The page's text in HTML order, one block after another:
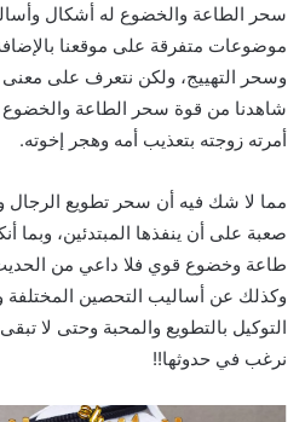
سحر الطاعة والخضوع له أشكال
موضوعات متفرقة على موقعنا
وسحر التهييج، ولكن نتعرف على معنى
شاهدنا من قوة سحر الطاعة والخضوع
أمرته زوجته بتعذيب أمه وهجر إخوته.
مما لا شك فيه أن سحر تطويع الرجال
صعبة على أن ينفذها المبتدئين،
طاعة وخضوع قوي فلا داعي من
وكذلك عن أساليب التحصين
التوكيل بالتطويع والمحبة وحتى لا
نرغب في حدوثها!!